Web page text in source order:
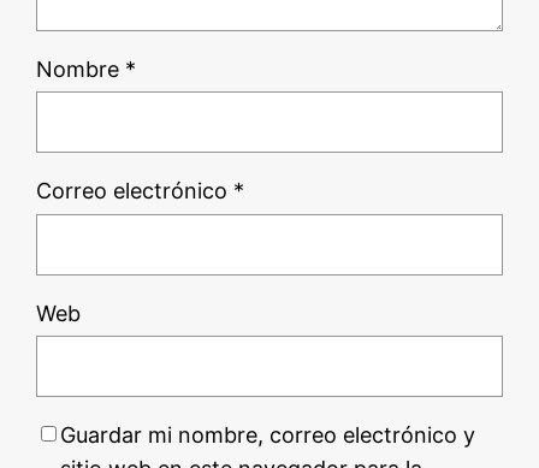
Nombre *
Correo electrónico *
Web
Guardar mi nombre, correo electrónico y